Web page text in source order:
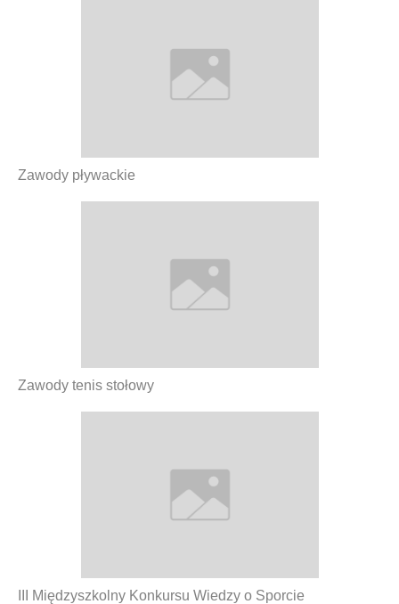
Zawody pływackie
Zawody tenis stołowy
III Międzyszkolny Konkursu Wiedzy o Sporcie